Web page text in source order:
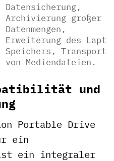
Datensicherung,
Archivierung großer
Datenmengen,
Erweiterung des
Speichers, Transport
von Mediendateien.
und
Portable Drive
ein
ein integraler